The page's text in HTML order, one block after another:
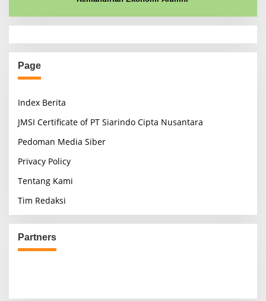
Page
Index Berita
JMSI Certificate of PT Siarindo Cipta Nusantara
Pedoman Media Siber
Privacy Policy
Tentang Kami
Tim Redaksi
Partners